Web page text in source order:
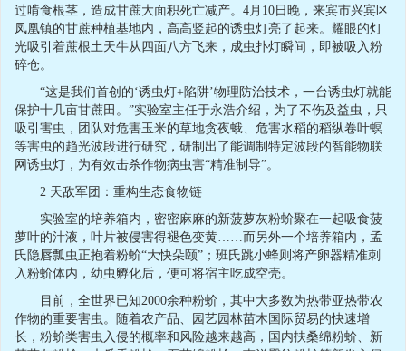
过啃食根茎，造成甘蔗大面积死亡减产。4月10日晚，来宾市兴宾区
凤凰镇的甘蔗种植基地内，高高竖起的诱虫灯亮了起来。耀眼的灯
光吸引着蔗根土天牛从四面八方飞来，成虫扑灯瞬间，即被吸入粉
碎仓。
“这是我们首创的‘诱虫灯+陷阱’物理防治技术，一台诱虫灯就能
保护十几亩甘蔗田。”实验室主任于永浩介绍，为了不伤及益虫，只
吸引害虫，团队对危害玉米的草地贪夜蛾、危害水稻的稻纵卷叶螟
等害虫的趋光波段进行研究，研制出了能调制特定波段的智能物联
网诱虫灯，为有效击杀作物病虫害“精准制导”。
2 天敌军团：重构生态食物链
实验室的培养箱内，密密麻麻的新菠萝灰粉蚧聚在一起吸食菠
萝叶的汁液，叶片被侵害得褪色变黄……而另外一个培养箱内，孟
氏隐唇瓢虫正抱着粉蚧“大快朵颐”；班氏跳小蜂则将产卵器精准刺
入粉蚧体内，幼虫孵化后，便可将宿主吃成空壳。
目前，全世界已知2000余种粉蚧，其中大多数为热带亚热带农
作物的重要害虫。随着农产品、园艺园林苗木国际贸易的快速增
长，粉蚧类害虫入侵的概率和风险越来越高，国内扶桑绵粉蚧、新